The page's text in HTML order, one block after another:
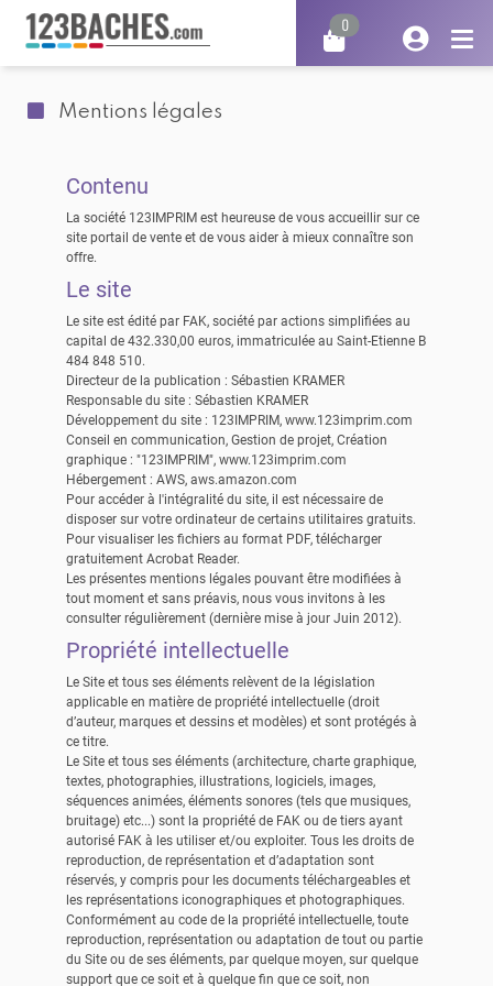
0
Mentions légales
Contenu
La société 123IMPRIM est heureuse de vous accueillir sur ce
site portail de vente et de vous aider à mieux connaître son
offre.
Le site
Le site est édité par FAK, société par actions simplifiées au
capital de 432.330,00 euros, immatriculée au Saint-Etienne B
484 848 510.
Directeur de la publication : Sébastien KRAMER
Responsable du site : Sébastien KRAMER
Développement du site : 123IMPRIM, www.123imprim.com
Conseil en communication, Gestion de projet, Création
graphique : "123IMPRIM", www.123imprim.com
Hébergement : AWS, aws.amazon.com
Pour accéder à l'intégralité du site, il est nécessaire de
disposer sur votre ordinateur de certains utilitaires gratuits.
Pour visualiser les fichiers au format PDF, télécharger
gratuitement Acrobat Reader.
Les présentes mentions légales pouvant être modifiées à
tout moment et sans préavis, nous vous invitons à les
consulter régulièrement (dernière mise à jour Juin 2012).
Propriété intellectuelle
Le Site et tous ses éléments relèvent de la législation
applicable en matière de propriété intellectuelle (droit
d’auteur, marques et dessins et modèles) et sont protégés à
ce titre.
Le Site et tous ses éléments (architecture, charte graphique,
textes, photographies, illustrations, logiciels, images,
séquences animées, éléments sonores (tels que musiques,
bruitage) etc...) sont la propriété de FAK ou de tiers ayant
autorisé FAK à les utiliser et/ou exploiter. Tous les droits de
reproduction, de représentation et d’adaptation sont
réservés, y compris pour les documents téléchargeables et
les représentations iconographiques et photographiques.
Conformément au code de la propriété intellectuelle, toute
reproduction, représentation ou adaptation de tout ou partie
du Site ou de ses éléments, par quelque moyen, sur quelque
support que ce soit et à quelque fin que ce soit, non